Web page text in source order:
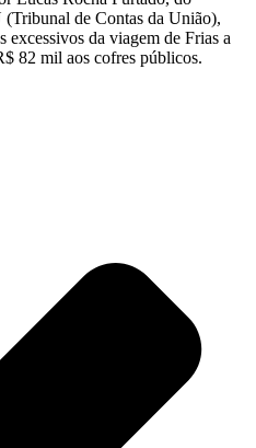
de Contas da União),
excessivos da viagem de Frias a
82 mil aos cofres públicos.